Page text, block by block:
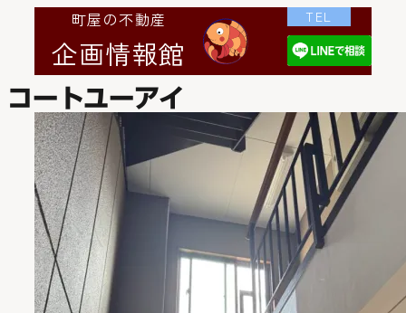
町屋の不動産
企画情報館
TEL
コートユーアイ